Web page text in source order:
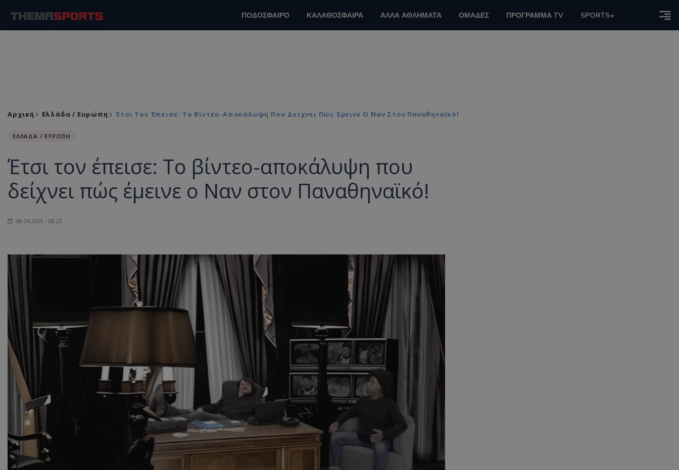
ΠΟΔΟΣΦΑΙΡΟ ΚΑΛΑΘΟΣΦΑΙΡΑ ΑΛΛΑ ΑΘΛΗΜΑΤΑ ΟΜΑΔΕΣ ΠΡΟΓΡΑΜΜΑ TV SPORTS+
Αρχική Ελλάδα / Ευρώπη Έτσι Τον Έπεισε: Το Βίντεο-Αποκάλυψη Που Δείχνει Πώς Έμεινε Ο Ναν Στον Παναθηναϊκό!
ΕΛΛΑΔΑ / ΕΥΡΩΠΗ
Έτσι τον έπεισε: Το βίντεο-αποκάλυψη που
δείχνει πώς έμεινε ο Ναν στον Παναθηναϊκό!
08.04.2025 - 08:23